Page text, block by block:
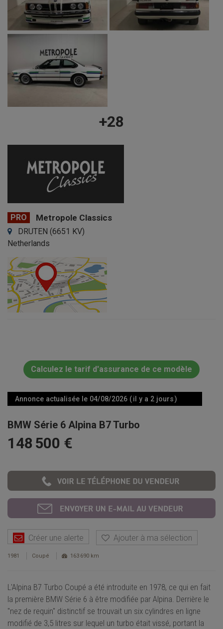
+28
PRO Metropole Classics
DRUTEN (6651 KV)
Netherlands
Calculez le tarif d'assurance de ce modèle
Annonce actualisée le 04/08/2026 ( il y a 2 jours )
BMW Série 6 Alpina B7 Turbo
148 500 €
Créer une alerte Ajouter à ma sélection
1981 Coupé 163 690 km
L'Alpina B7 Turbo Coupé a été introduite en 1978, ce qui en fait
la première BMW Série 6 à être modifiée par Alpina. Derrière le
"nez de requin" distinctif se trouvait un six cylindres en ligne
modifié de 3,5 litres sur lequel un turbo était vissé, portant la